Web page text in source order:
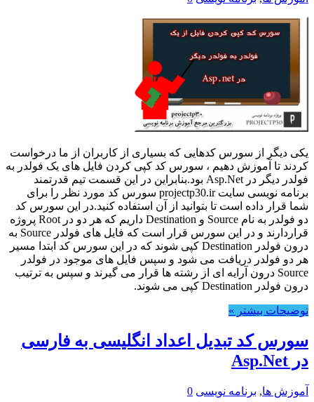
یکی دیگر از سورس کدهایی که بسیاری از کاربران از ما درخواست
کردند تا آموزش دهیم ، سورس کد کپی کردن فایل های یک فولدر به
فولدر دیگر در Asp.Net بود.بنابراین در این قسمت تیم قدرتمند
برنامه نویسی سایت projectp30.ir سورس کد مورد نظر را برای
شما قرار داده است تا بتوانید از آن استفاده کنید.در این سورس کد
دو فولدر به نام Source و Destination داریم که هر دو در Root پروژه
قراردارند و در این سورس قرار است که فایل های فولدر Source به
درون فولدر Destination کپی شوند که در این سورس کد ابتدا مسیر
هر دو فولدر دریافت می شود و سپس فایل های موجود در فولدر
Source درون آرایه ای از رشته ها قرار می گیرند و سپس به ترتیب
درون فولدر Destination کپی می شوند.
توضیحات بیشتر »
سورس کد تبدیل اعداد انگلیسی به فارسی
در Asp.Net
آموزش ها, برنامه نویسی 0